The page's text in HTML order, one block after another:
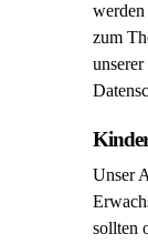
zum
Unser
sollten